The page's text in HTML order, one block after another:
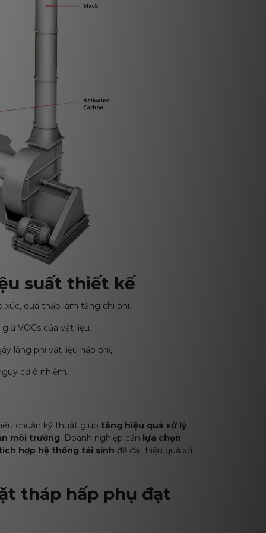
suất thiết kế
quá thấp làm tăng chi phí.
VOCs của vật liệu.
lãng phí vật liệu hấp phụ.
cơ ô nhiễm.
chuẩn kỹ thuật giúp tăng hiệu quả xử lý
môi trường. Doanh nghiệp cần lựa chọn
hợp hệ thống tái sinh để đạt hiệu quả xử
tháp hấp phụ đạt